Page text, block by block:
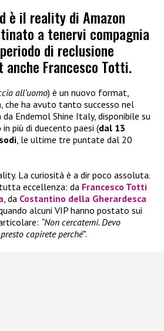
è il reality di Amazon
a tenervi compagnia
di reclusione
Francesco Totti.
all’uomo) è un nuovo format,
che ha avuto tanto successo nel
Endemol Shine Italy, disponibile su
in più di duecento paesi (dal 13
, le ultime tre puntate dal 20
La curiosità è a dir poco assoluta.
eccellenza: da Francesco Totti
, da Costantino della Gherardesca
alcuni VIP hanno postato sui
“Non cercatemi. Devo
capirete perché”.